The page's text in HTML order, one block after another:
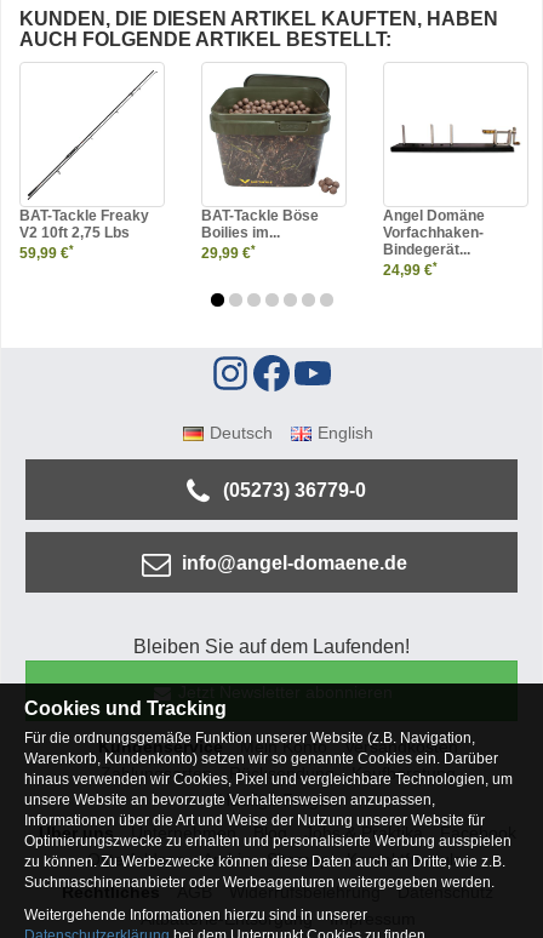
KUNDEN, DIE DIESEN ARTIKEL KAUFTEN, HABEN
AUCH FOLGENDE ARTIKEL BESTELLT:
BAT-Tackle Freaky
V2 10ft 2,75 Lbs
59,99 €*
BAT-Tackle Böse
Boilies im...
29,99 €*
Angel Domäne
Vorfachhaken-
Bindegerät...
24,99 €*
Deutsch English
(05273) 36779-0
info@angel-domaene.de
Bleiben Sie auf dem Laufenden!
Kundenservice Mein Konto
Versandkosten
Zahlungsarten
Rücksendung
Kaufberatung
Häufige Fragen
Über uns
Unternehmen Blog Jobs & Praktika
Facebook
Osterfeldsee
Archiv Sitemap
Kontaktformular
Rechtliches
AGB Widerrufsbelehrung
Datenschutz
Altbatterie-Entsorgung
Impressum
Cookies und Tracking
Für die ordnungsgemäße Funktion unserer Website (z.B. Navigation,
Warenkorb, Kundenkonto) setzen wir so genannte Cookies ein. Darüber
hinaus verwenden wir Cookies, Pixel und vergleichbare Technologien, um
unsere Website an bevorzugte Verhaltensweisen anzupassen,
Informationen über die Art und Weise der Nutzung unserer Website für
Optimierungszwecke zu erhalten und personalisierte Werbung ausspielen
zu können. Zu Werbezwecke können diese Daten auch an Dritte, wie z.B.
Suchmaschinenanbieter oder Werbeagenturen weitergegeben werden.
Weitergehende Informationen hierzu sind in unserer